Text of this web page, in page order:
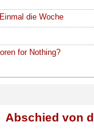
die Woche
for Nothing?
Abschied von